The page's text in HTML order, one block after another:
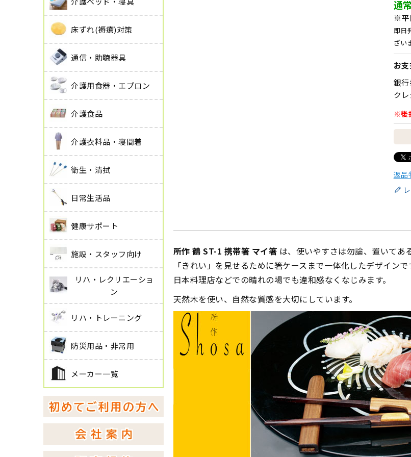
床ずれ(褥瘡)対策
通信・助聴器具
介護用食器・エプロン
介護食品
介護衣料品・寝間着
衛生・清拭
日常生活品
健康サポート
施設・スタッフ向け
リハ・レクリエーショ
ン
リハ・トレーニング
防災用品・非常用
メーカー一覧
通
※平
即日
ざい
お
銀
ク
※後
返品
所作 鶴 ST-1 携帯箸 マイ箸 は、使いやすさは勿論、置いてあ
「きれい」を見せるために箸ケースまで一体化したデザインで
日本料理店などでの晴れの場でも違和感なくなじみます。
天然木を使い、自然な質感を大切にしています。